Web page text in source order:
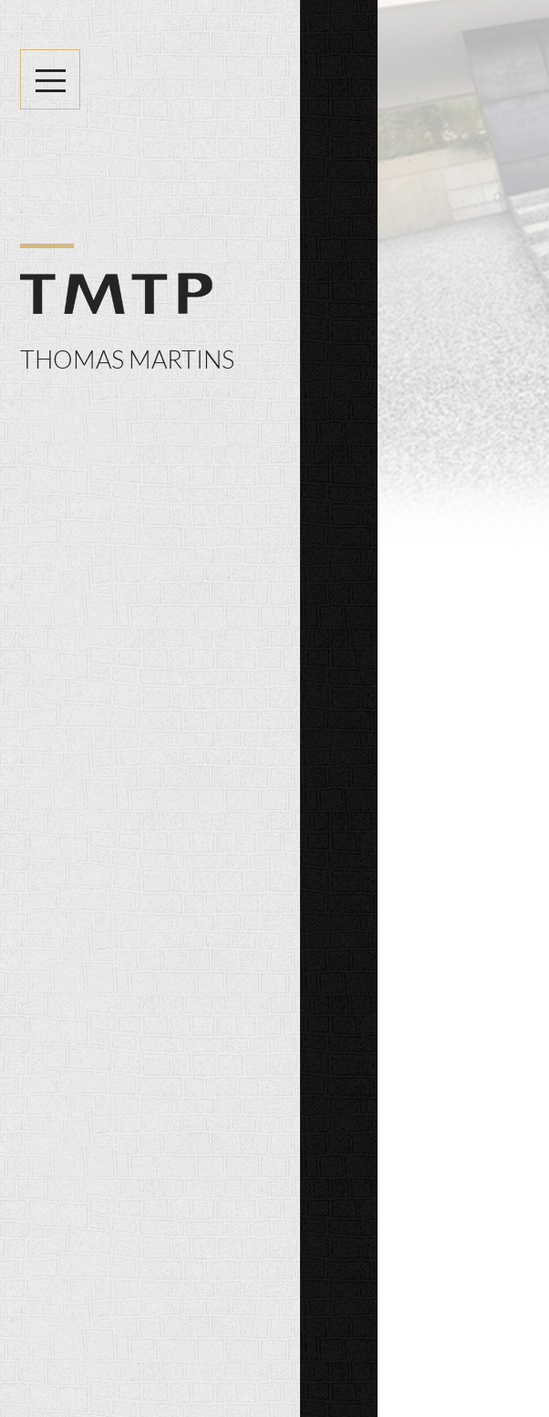
THOMAS MARTINS
SPÉCIALISTE
RÉNOVATION
INTÉRIEURE